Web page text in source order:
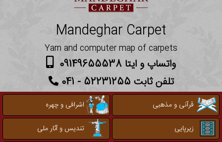
Mandeghar Carpet
Yarn and computer map of carpets
واتساپ و ایتا 09149655538
تلفن ثابت 52231255 - 041
قرآنی و مذهبی
اشرافی و چهره
زیرپایی
تندیس و آثار ملی